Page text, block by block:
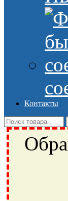
Контакты